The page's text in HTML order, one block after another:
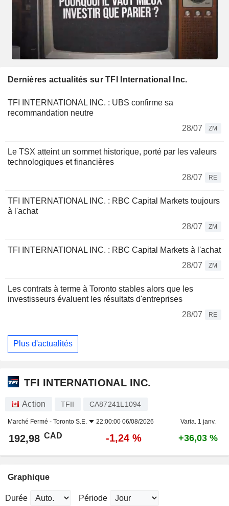
Dernières actualités sur TFI International Inc.
TFI INTERNATIONAL INC. : UBS confirme sa
recommandation neutre
28/07
ZM
Le TSX atteint un sommet historique, porté par les valeurs
technologiques et financières
28/07
RE
TFI INTERNATIONAL INC. : RBC Capital Markets toujours
à l'achat
28/07
ZM
TFI INTERNATIONAL INC. : RBC Capital Markets à l'achat
28/07
ZM
Les contrats à terme à Toronto stables alors que les
investisseurs évaluent les résultats d'entreprises
28/07
RE
Plus d'actualités
TFI INTERNATIONAL INC.
Action TFII CA87241L1094
Marché Fermé - Toronto S.E. 22:00:00 06/08/2026 Varia. 1 janv.
192,98 CAD -1,24 % +36,03 %
Graphique
Durée Période